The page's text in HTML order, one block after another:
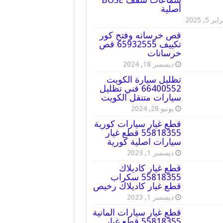
أصلية
5, 2025
قص خرسانه وفتح كور
تكييف 65932555 قص
خرسانات
ديسمبر 18, 2024
تظليل سيارة الكويت
66400552 فني تظليل
سيارات متنقل الكويت
يونيو 28, 2024
قطع غيار سيارات كورية
55818355 قطع غيار
سيارات اصلية كورية
ديسمبر 1, 2023
قطع غيار كاديلاك
55818355 سكراب
قطع غيار كاديلاك رخيص
ديسمبر 1, 2023
قطع غيار سيارات المانية